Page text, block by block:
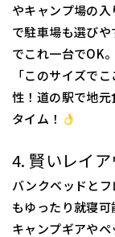
やキャンプ場の
で駐車場も選び
でこれ一台でOK
「このサイズで
性！道の駅で地
タイム！
4. 賢いレイ
バンクベッドと
もゆったり就寝可
キャンプギアやペ